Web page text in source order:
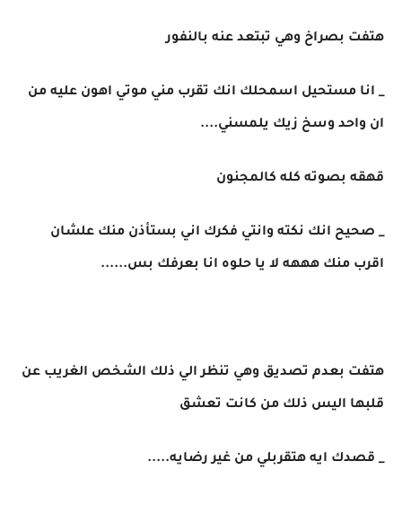
هتفت بصراخ وهي تبتعد عنه بالنفور
_ انا مستحيل اسمحلك انك تقرب مني موتي اهون عليه من
ان واحد وسخ زيك يلمسني....
قهقه بصوته كله كالمجنون
_ صحيح انك نكته وانتي فكرك اني بستأذن منك علشان
اقرب منك هههه لا يا حلوه انا بعرفك بس......
هتفت بعدم تصديق وهي تنظر الي ذلك الشخص الغريب عن
قلبها اليس ذلك من كانت تعشق
_ قصدك ايه هتقربلي من غير رضايه.....